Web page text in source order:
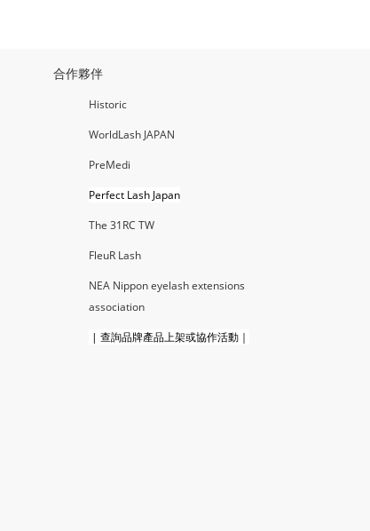
合作夥伴
Historic
WorldLash JAPAN
PreMedi
Perfect Lash Japan
The 31RC TW
FleuR Lash
NEA Nippon eyelash extensions
association
| 查詢品牌產品上架或協作活動｜